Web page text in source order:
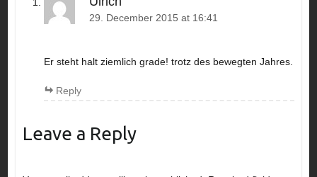
29. December 2015 at 16:41
Er steht halt ziemlich grade! trotz des bewegten Jahres.
Reply
Leave a Reply